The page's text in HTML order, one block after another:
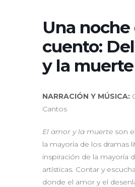
Una noche
cuento:
y la muerte
NARRACIÓN Y MÚSICA:
Cantos
El amor y la muerte son
la mayoría de los dramas
inspiración de la mayoría
artísticas. Contar y
donde el amor y el